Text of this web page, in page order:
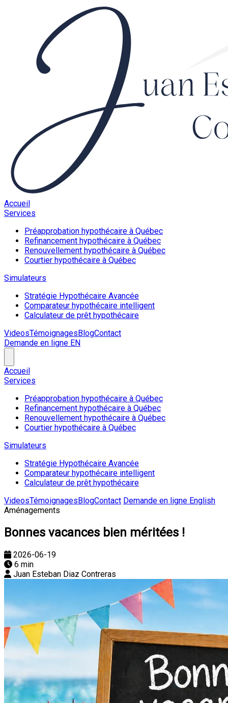
Accueil
Services
Préapprobation hypothécaire à Québec
Refinancement hypothécaire à Québec
Renouvellement hypothécaire à Québec
Courtier hypothécaire à Québec
Simulateurs
Stratégie Hypothécaire Avancée
Comparateur hypothécaire intelligent
Calculateur de prêt hypothécaire
VideosTémoignagesBlogContact
Demande en ligne EN
Accueil
Services
Préapprobation hypothécaire à Québec
Refinancement hypothécaire à Québec
Renouvellement hypothécaire à Québec
Courtier hypothécaire à Québec
Simulateurs
Stratégie Hypothécaire Avancée
Comparateur hypothécaire intelligent
Calculateur de prêt hypothécaire
VideosTémoignagesBlogContact Demande en ligne English
Aménagements
Bonnes vacances bien méritées !
2026-06-19
6 min
Juan Esteban Diaz Contreras